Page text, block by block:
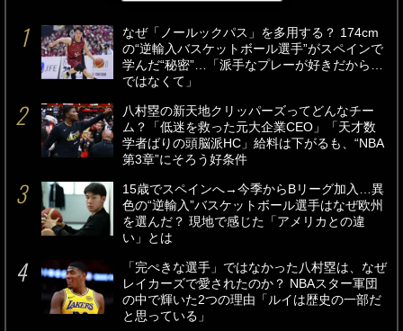
なぜ「ノールックパス」を多用する？ 174cm
の“逆輸入バスケットボール選手”がスペインで
学んだ“秘密”…「派手なプレーが好きだから…
ではなくて」
八村塁の新天地クリッパーズってどんなチー
ム？「低迷を救った元大企業CEO」「天才数
学者ばりの頭脳派HC」給料は下がるも、“NBA
第3章”にそろう好条件
15歳でスペインへ→今季からBリーグ加入…異
色の“逆輸入”バスケットボール選手はなぜ欧州
を選んだ？ 現地で感じた「アメリカとの違
い」とは
「完ぺきな選手」ではなかった八村塁は、なぜ
レイカーズで愛されたのか？ NBAスター軍団
の中で輝いた2つの理由「ルイは歴史の一部だ
と思っている」